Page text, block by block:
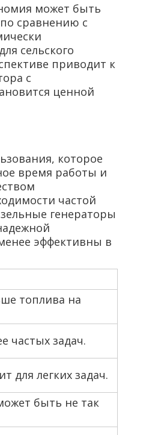
может быть
сравнению с
сельского
приводит к
с
ценной
которое
время работы и
частой
генераторы
эффективны в
топлива на
частых задач.
для легких задач.
быть не так